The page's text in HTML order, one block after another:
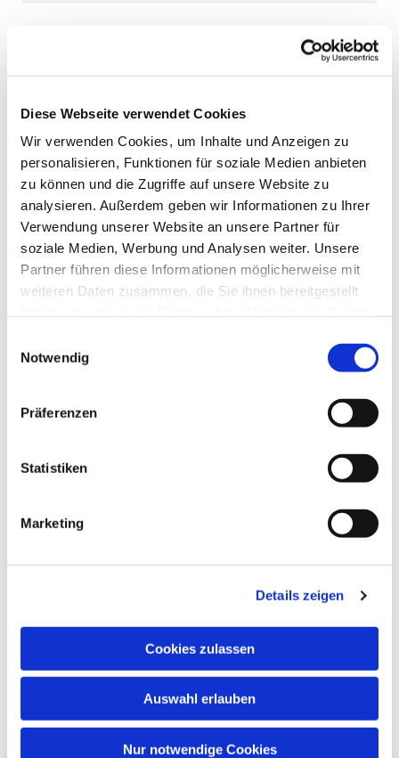
Diese Webseite verwendet Cookies
Wir verwenden Cookies, um Inhalte und Anzeigen zu
personalisieren, Funktionen für soziale Medien anbieten
zu können und die Zugriffe auf unsere Website zu
analysieren. Außerdem geben wir Informationen zu Ihrer
Verwendung unserer Website an unsere Partner für
soziale Medien, Werbung und Analysen weiter. Unsere
Partner führen diese Informationen möglicherweise mit
weiteren Daten zusammen, die Sie ihnen bereitgestellt
Notwendig
Präferenzen
Statistiken
Marketing
Details zeigen
Cookies zulassen
Auswahl erlauben
Nur notwendige Cookies
Dies könnte Sie auch